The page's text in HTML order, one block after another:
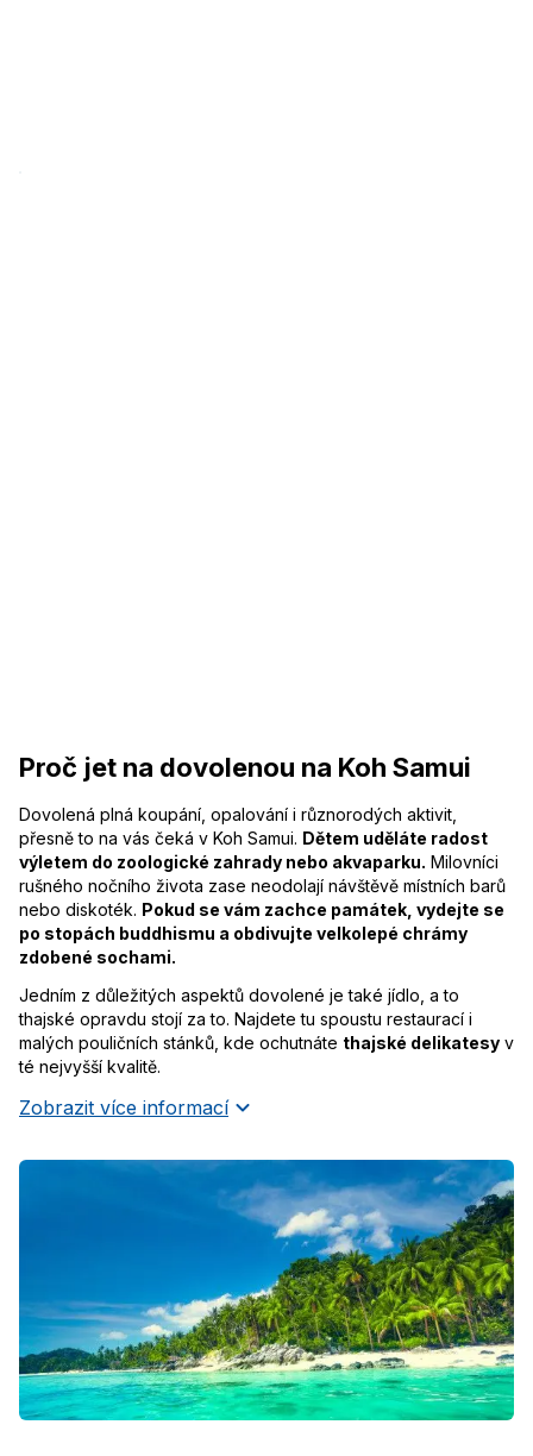
Proč jet na dovolenou na Koh Samui
Dovolená plná koupání, opalování i různorodých aktivit,
přesně to na vás čeká v Koh Samui. Dětem uděláte radost
výletem do zoologické zahrady nebo akvaparku. Milovníci
rušného nočního života zase neodolají návštěvě místních barů
nebo diskoték. Pokud se vám zachce památek, vydejte se
po stopách buddhismu a obdivujte velkolepé chrámy
zdobené sochami.
Jedním z důležitých aspektů dovolené je také jídlo, a to
thajské opravdu stojí za to. Najdete tu spoustu restaurací i
malých pouličních stánků, kde ochutnáte thajské delikatesy v
té nejvyšší kvalitě.
Zobrazit více informací